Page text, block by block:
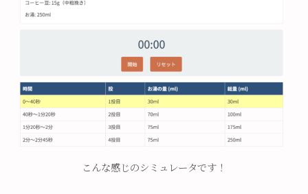
こんな感じのシミュレータです！